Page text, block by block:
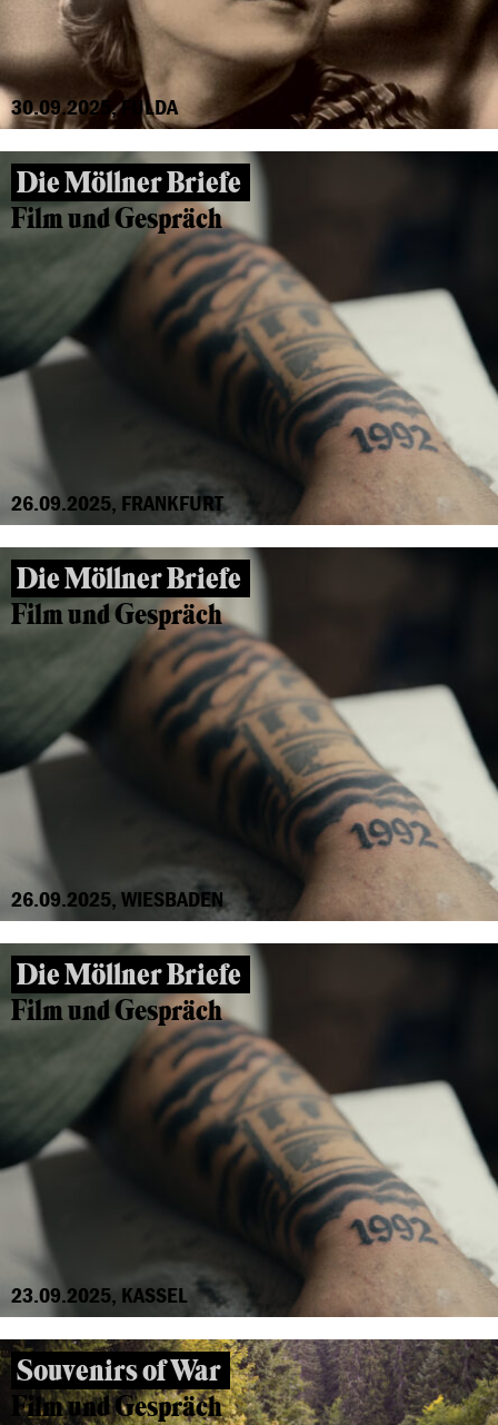
30.09.2025, FULDA
Die Möllner Briefe
Film und Gespräch
26.09.2025, FRANKFURT
Die Möllner Briefe
Film und Gespräch
26.09.2025, WIESBADEN
Die Möllner Briefe
Film und Gespräch
23.09.2025, KASSEL
Souvenirs of War
Film und Gespräch